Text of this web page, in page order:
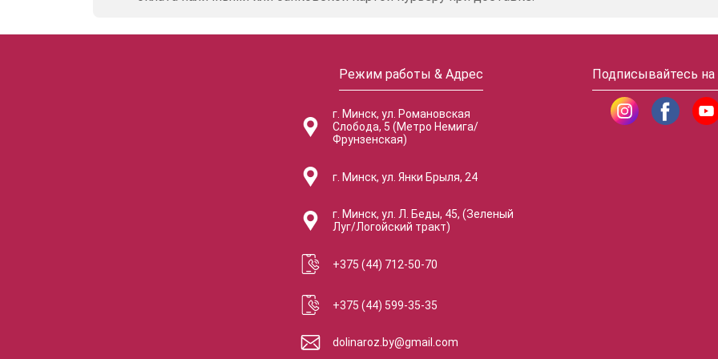
Режим работы & Адрес
г. Минск, ул. Романовская
Слобода, 5 (Метро Немига/
Фрунзенская)
г. Минск, ул. Янки Брыля, 24
г. Минск, ул. Л. Беды, 45, (Зеленый
Луг/Логойский тракт)
+375 (44) 712-50-70
+375 (44) 599-35-35
dolinaroz.by@gmail.com
Подписывайтесь на